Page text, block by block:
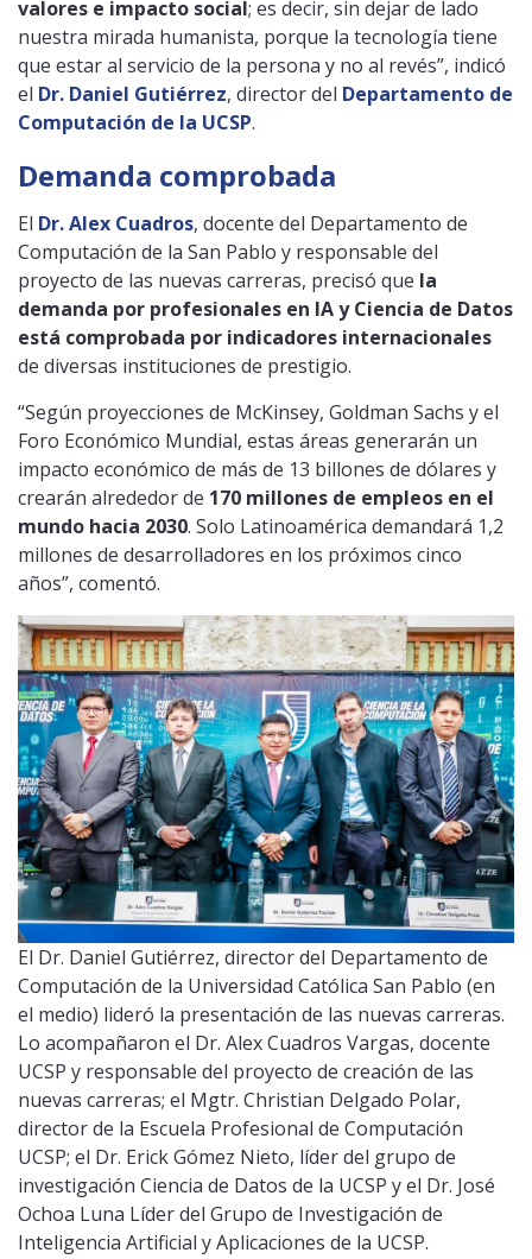
valores e impacto social; es decir, sin dejar de lado
nuestra mirada humanista, porque la tecnología tiene
que estar al servicio de la persona y no al revés”, indicó
el Dr. Daniel Gutiérrez, director del Departamento de
Computación de la UCSP.
Demanda comprobada
El Dr. Alex Cuadros, docente del Departamento de
Computación de la San Pablo y responsable del
proyecto de las nuevas carreras, precisó que la
demanda por profesionales en IA y Ciencia de Datos
está comprobada por indicadores internacionales
de diversas instituciones de prestigio.
“Según proyecciones de McKinsey, Goldman Sachs y el
Foro Económico Mundial, estas áreas generarán un
impacto económico de más de 13 billones de dólares y
crearán alrededor de 170 millones de empleos en el
mundo hacia 2030. Solo Latinoamérica demandará 1,2
millones de desarrolladores en los próximos cinco
años”, comentó.
El Dr. Daniel Gutiérrez, director del Departamento de
Computación de la Universidad Católica San Pablo (en
el medio) lideró la presentación de las nuevas carreras.
Lo acompañaron el Dr. Alex Cuadros Vargas, docente
UCSP y responsable del proyecto de creación de las
nuevas carreras; el Mgtr. Christian Delgado Polar,
director de la Escuela Profesional de Computación
UCSP; el Dr. Erick Gómez Nieto, líder del grupo de
investigación Ciencia de Datos de la UCSP y el Dr. José
Ochoa Luna Líder del Grupo de Investigación de
Inteligencia Artificial y Aplicaciones de la UCSP.